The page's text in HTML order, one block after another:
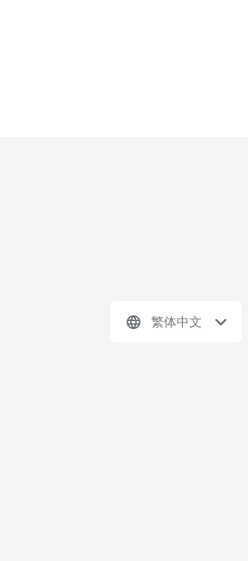
繁体中文